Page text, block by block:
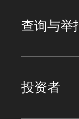
查询与举
投资者